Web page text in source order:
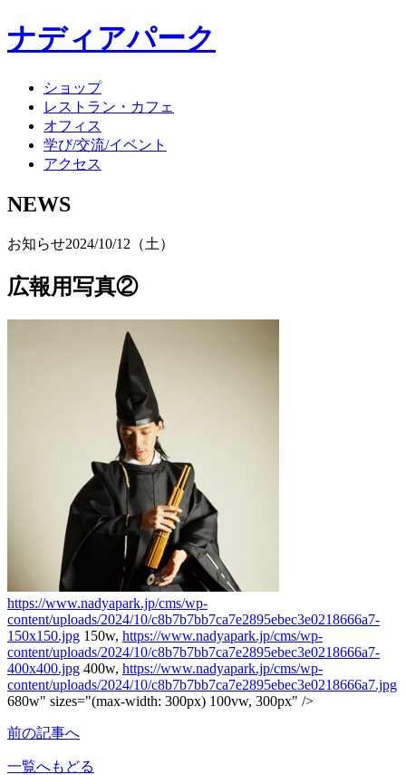
ナディアパーク
ショップ
レストラン・カフェ
オフィス
学び/交流/イベント
アクセス
NEWS
お知らせ2024/10/12（土）
広報用写真②
https://www.nadyapark.jp/cms/wp-
content/uploads/2024/10/c8b7b7bb7ca7e2895ebec3e0218666a7-
150x150.jpg 150w, https://www.nadyapark.jp/cms/wp-
content/uploads/2024/10/c8b7b7bb7ca7e2895ebec3e0218666a7-
400x400.jpg 400w, https://www.nadyapark.jp/cms/wp-
content/uploads/2024/10/c8b7b7bb7ca7e2895ebec3e0218666a7.jpg
680w" sizes="(max-width: 300px) 100vw, 300px" />
前の記事へ
一覧へもどる